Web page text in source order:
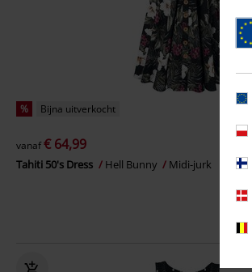
% Bijna uitverkocht
vanaf€ 64,99
Tahiti 50's Dress Hell Bunny Midi-jurk